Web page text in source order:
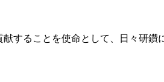
することを使命として、日々研鑽